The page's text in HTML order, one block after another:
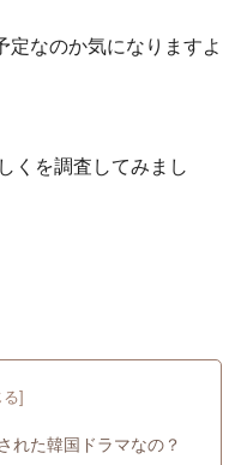
定なのか気になりますよ
くを調査してみまし
れた韓国ドラマなの？